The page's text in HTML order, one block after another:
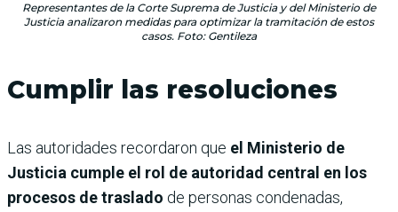
Representantes de la Corte Suprema de Justicia y del Ministerio de
Justicia analizaron medidas para optimizar la tramitación de estos
casos. Foto: Gentileza
Cumplir las resoluciones
Las autoridades recordaron que el Ministerio de
Justicia cumple el rol de autoridad central en los
procesos de traslado de personas condenadas,